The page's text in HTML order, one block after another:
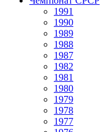
1991
1990
1989
1988
1987
1982
1981
1980
1979
1978
1977